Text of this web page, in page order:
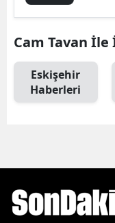
Cam Tavan
Eskişehir
Haberleri